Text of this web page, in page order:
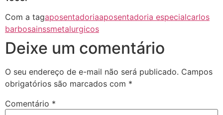
Com a tagaposentadoriaaposentadoria especialcarlos
barbosainssmetalurgicos
Deixe um comentário
O seu endereço de e-mail não será publicado. Campos
obrigatórios são marcados com *
Comentário *